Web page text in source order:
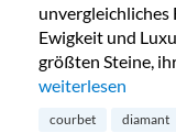
unvergleichliches
Ewigkeit und
größten Steine,
„Diamanten aus
weiterlesen
courbet diamant